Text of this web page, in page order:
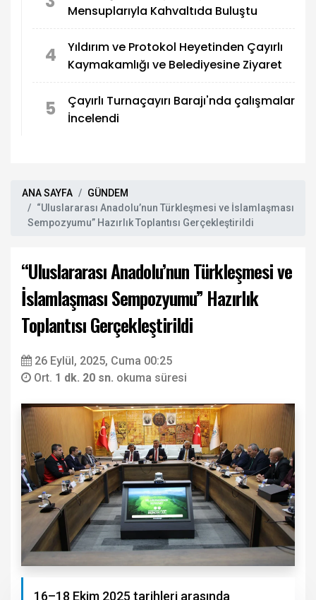
Mensuplarıyla Kahvaltıda Buluştu
4
Yıldırım ve Protokol Heyetinden Çayırlı
Kaymakamlığı ve Belediyesine Ziyaret
5
Çayırlı Turnaçayırı Barajı'nda çalışmalar
İncelendi
ANA SAYFA
GÜNDEM
“Uluslararası Anadolu’nun Türkleşmesi ve İslamlaşması
Sempozyumu” Hazırlık Toplantısı Gerçekleştirildi
“Uluslararası Anadolu’nun Türkleşmesi ve
İslamlaşması Sempozyumu” Hazırlık
Toplantısı Gerçekleştirildi
26 Eylül, 2025, Cuma 00:25
Ort. 1 dk. 20 sn. okuma süresi
16–18 Ekim 2025 tarihleri arasında